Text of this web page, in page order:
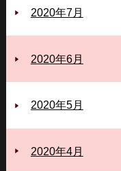
2020年7月
2020年6月
2020年5月
2020年4月